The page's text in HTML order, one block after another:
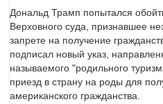
Дональд Трамп попытался
Верховного суда, признавшее
запрете на получение
подписал новый указ,
называемого "родильного
приезд в страну на роды для
американского гражданства.